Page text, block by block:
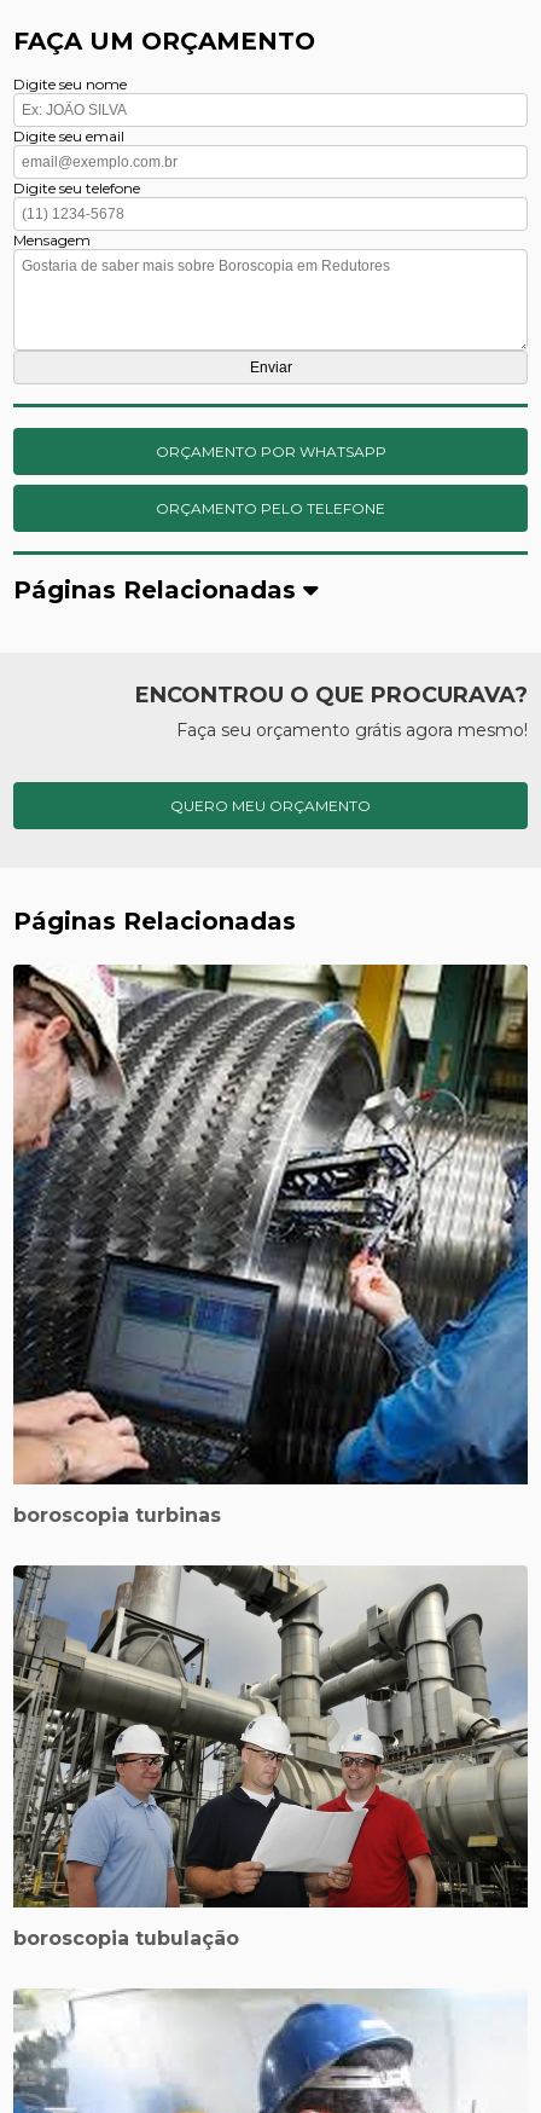
FAÇA UM ORÇAMENTO
Digite seu nome
Digite seu email
Digite seu telefone
Mensagem
ORÇAMENTO POR WHATSAPP
ORÇAMENTO PELO TELEFONE
Páginas Relacionadas
ENCONTROU O QUE PROCURAVA?
Faça seu orçamento grátis agora mesmo!
QUERO MEU ORÇAMENTO
Páginas Relacionadas
boroscopia turbinas
boroscopia tubulação